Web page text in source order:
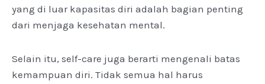
yang di luar kapasitas diri adalah bagian penting
dari menjaga kesehatan mental.
Selain itu, self-care juga berarti mengenali batas
kemampuan diri. Tidak semua hal harus